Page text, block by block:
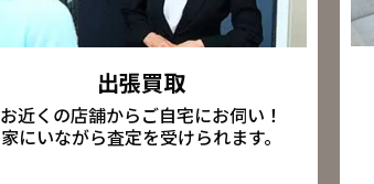
出張買取
お近くの店舗からご自宅にお伺い！
家にいながら査定を受けられます。